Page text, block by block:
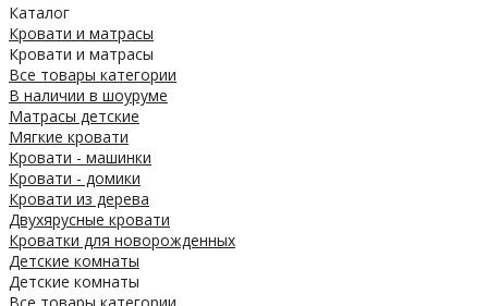
Каталог
Кровати и матрасы
Кровати и матрасы
Все товары категории
В наличии в шоуруме
Матрасы детские
Мягкие кровати
Кровати - машинки
Кровати - домики
Кровати из дерева
Двухярусные кровати
Кроватки для новорожденных
Детские комнаты
Детские комнаты